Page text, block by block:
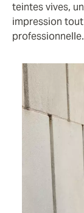
teintes vives,
impression
professionnelle.